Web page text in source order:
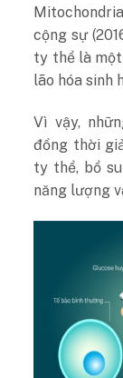
cộng sự
ty thể là
lão hóa sinh
Vì vậy,
đồng thời
ty thể, bổ
năng lượng